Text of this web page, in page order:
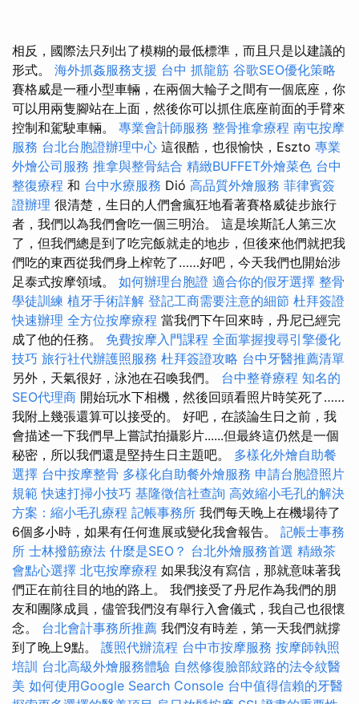
相反，國際法只列出了模糊的最低標準，而且只是以建議的
形式。 海外抓姦服務支援 台中 抓龍筋 谷歌SEO優化策略
賽格威是一種小型車輛，在兩個大輪子之間有一個底座，你
可以用兩隻腳站在上面，然後你可以抓住底座前面的手臂來
控制和駕駛車輛。 專業會計師服務 整骨推拿療程 南屯按摩
服務 台北台胞證辦理中心 這很酷，也很愉快，Eszto 專業
外燴公司服務 推拿與整骨結合 精緻BUFFET外燴菜色 台中
整復療程 和 台中水療服務 Dió 高品質外燴服務 菲律賓簽
證辦理 很清楚，生日的人們會瘋狂地看著賽格威徒步旅行
者，我們以為我們會吃一個三明治。 這是埃斯託人第三次
了，但我們總是到了吃完飯就走的地步，但後來他們就把我
們吃的東西從我們身上榨乾了……好吧，今天我們也開始涉
足泰式按摩領域。 如何辦理台胞證 適合你的假牙選擇 整骨
學徒訓練 植牙手術詳解 登記工商需要注意的細節 杜拜簽證
快速辦理 全方位按摩療程 當我們下午回來時，丹尼已經完
成了他的任務。 免費按摩入門課程 全面掌握搜尋引擎優化
技巧 旅行社代辦護照服務 杜拜簽證攻略 台中牙醫推薦清單
另外，天氣很好，泳池在召喚我們。 台中整脊療程 知名的
SEO代理商 開始玩水下相機，然後回頭看照片時笑死了……
我附上幾張還算可以接受的。 好吧，在談論生日之前，我
會描述一下我們早上嘗試拍攝影片......但最終這仍然是一個
秘密，所以我們還是堅持生日主題吧。 多樣化外燴自助餐
選擇 台中按摩整骨 多樣化自助餐外燴服務 申請台胞證照片
規範 快速打掃小技巧 基隆徵信社查詢 高效縮小毛孔的解決
方案：縮小毛孔療程 記帳事務所 我們每天晚上在機場待了
6個多小時，如果有任何進展或變化我會報告。 記帳士事務
所 士林撥筋療法 什麼是SEO？ 台北外燴服務首選 精緻茶
會點心選擇 北屯按摩療程 如果我沒有寫信，那就意味著我
們正在前往目的地的路上。 我們接受了丹尼作為我們的朋
友和團隊成員，儘管我們沒有舉行入會儀式，我自己也很懷
念。 台北會計事務所推薦 我們沒有時差，第一天我們就撐
到了晚上9點。 護照代辦流程 台中市按摩服務 按摩師執照
培訓 台北高級外燴服務體驗 自然修復臉部紋路的法令紋醫
美 如何使用Google Search Console 台中值得信賴的牙醫